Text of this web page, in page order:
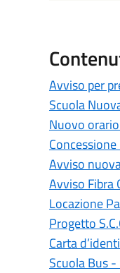
Avviso per
Scuola
Nuovo
Avviso
Avviso Fibra
Locazione
Progetto
Carta
Scuola Bus